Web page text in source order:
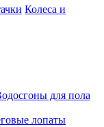
Колеса и
для пола
лопаты